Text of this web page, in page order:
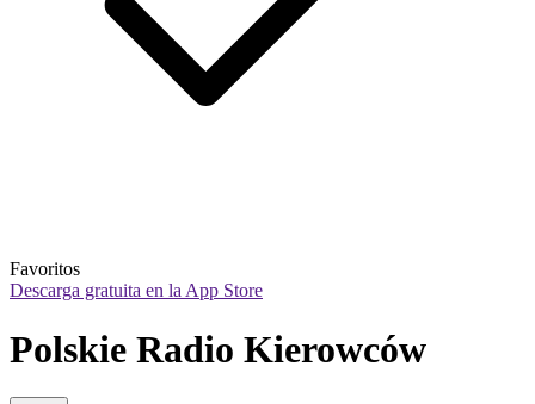
Favoritos
Descarga gratuita en la App Store
Polskie Radio Kierowców